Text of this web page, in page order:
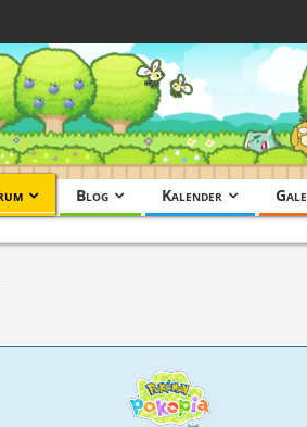
Blog Kalender